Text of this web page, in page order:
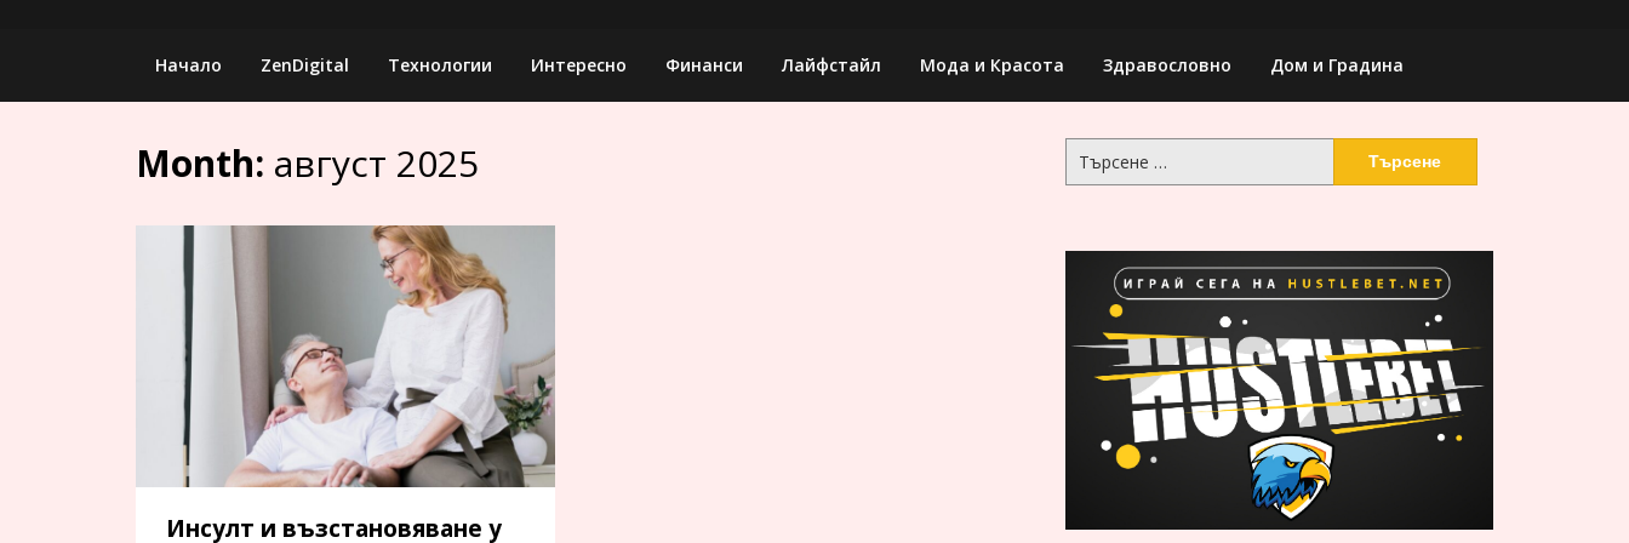
Начало ZenDigital Технологии Интересно Финанси Лайфстайл Мода и Красота Здравословно Дом и Градина
Month: август 2025
Инсулт и възстановяване у
за: